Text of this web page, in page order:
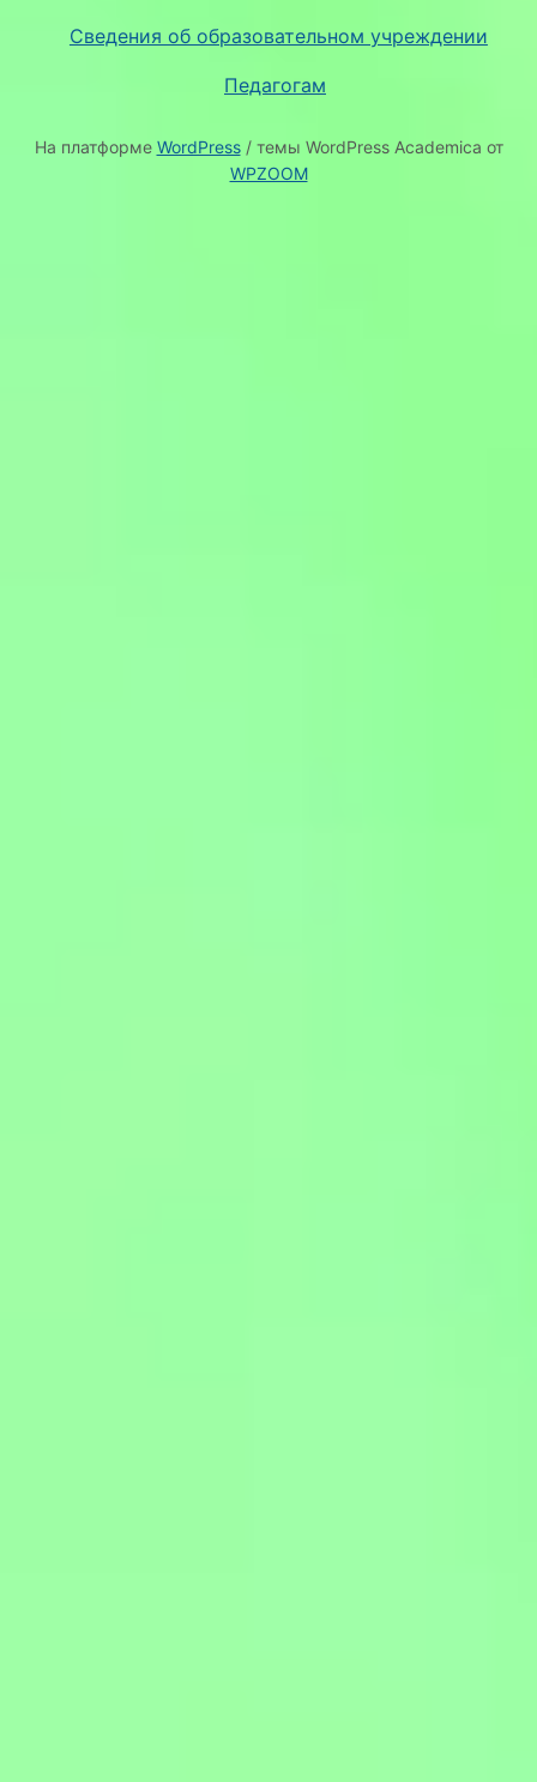
Сведения об образовательном учреждении
Педагогам
На платформе WordPress/ темы WordPress Academica от
WPZOOM